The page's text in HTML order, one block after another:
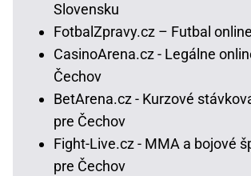
Slovensku
FotbalZpravy.cz – Futbal
CasinoArena.cz - Legálne
Čechov
BetArena.cz - Kurzové
pre Čechov
Fight-Live.cz - MMA a bojové
pre Čechov